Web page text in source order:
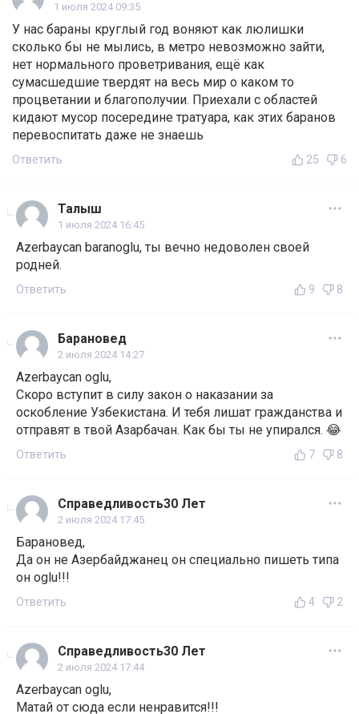
1 июля 2024 09:35
У нас бараны круглый год воняют как люлишки
сколько бы не мылись, в метро невозможно зайти,
нет нормального проветривания, ещё как
сумасшедшие твердят на весь мир о каком то
процветании и благополучии. Приехали с областей
кидают мусор посередине тратуара, как этих баранов
перевоспитать даже не знаешь
Ответить 25 6
Талыш
1 июля 2024 16:45
Azerbaycan baranoglu, ты вечно недоволен своей
родней.
Ответить 9 8
Барановед
2 июля 2024 14:27
Azerbaycan oglu,
Скоро вступит в силу закон о наказании за
оскобление Узбекистана. И тебя лишат гражданства и
отправят в твой Азарбачан. Как бы ты не упирался. 😂
Ответить 7 8
Справедливость30 Лет
2 июля 2024 17:45
Барановед,
Да он не Азербайджанец он специально пишеть типа
он oglu!!!
Ответить 4 2
Справедливость30 Лет
2 июля 2024 17:44
Azerbaycan oglu,
Матай от сюда если ненравится!!!